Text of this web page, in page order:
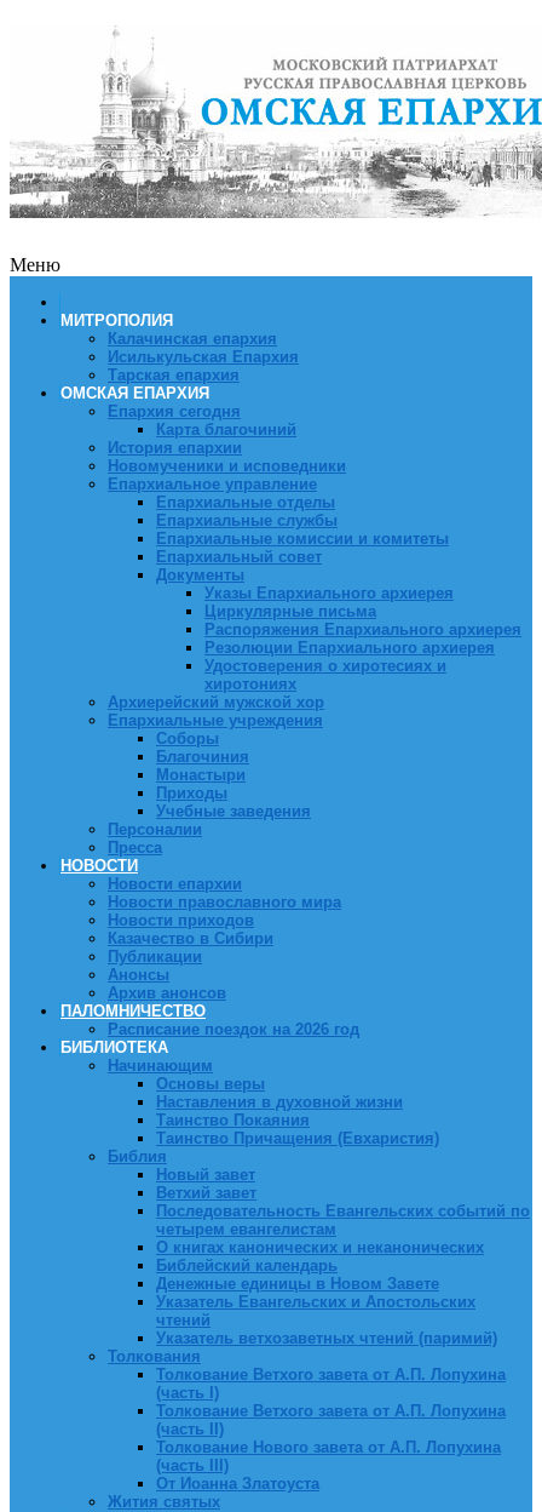
Меню
МИТРОПОЛИЯ
Калачинская епархия
Исилькульская Епархия
Тарская епархия
ОМСКАЯ ЕПАРХИЯ
Епархия сегодня
Карта благочиний
История епархии
Новомученики и исповедники
Епархиальное управление
Епархиальные отделы
Епархиальные службы
Епархиальные комиссии и комитеты
Епархиальный совет
Документы
Указы Епархиального архиерея
Циркулярные письма
Распоряжения Епархиального архиерея
Резолюции Епархиального архиерея
Удостоверения о хиротесиях и
хиротониях
Архиерейский мужской хор
Епархиальные учреждения
Соборы
Благочиния
Монастыри
Приходы
Учебные заведения
Персоналии
Пресса
НОВОСТИ
Новости епархии
Новости православного мира
Новости приходов
Казачество в Сибири
Публикации
Анонсы
Архив анонсов
ПАЛОМНИЧЕСТВО
Расписание поездок на 2026 год
БИБЛИОТЕКА
Начинающим
Основы веры
Наставления в духовной жизни
Таинство Покаяния
Таинство Причащения (Евхаристия)
Библия
Новый завет
Ветхий завет
Последовательность Евангельских событий по
четырем евангелистам
О книгах канонических и неканонических
Библейский календарь
Денежные единицы в Новом Завете
Указатель Евангельских и Апостольских
чтений
Указатель ветхозаветных чтений (паримий)
Толкования
Толкование Ветхого завета от А.П. Лопухина
(часть I)
Толкование Ветхого завета от А.П. Лопухина
(часть II)
Толкование Нового завета от А.П. Лопухина
(часть III)
От Иоанна Златоуста
Жития святых